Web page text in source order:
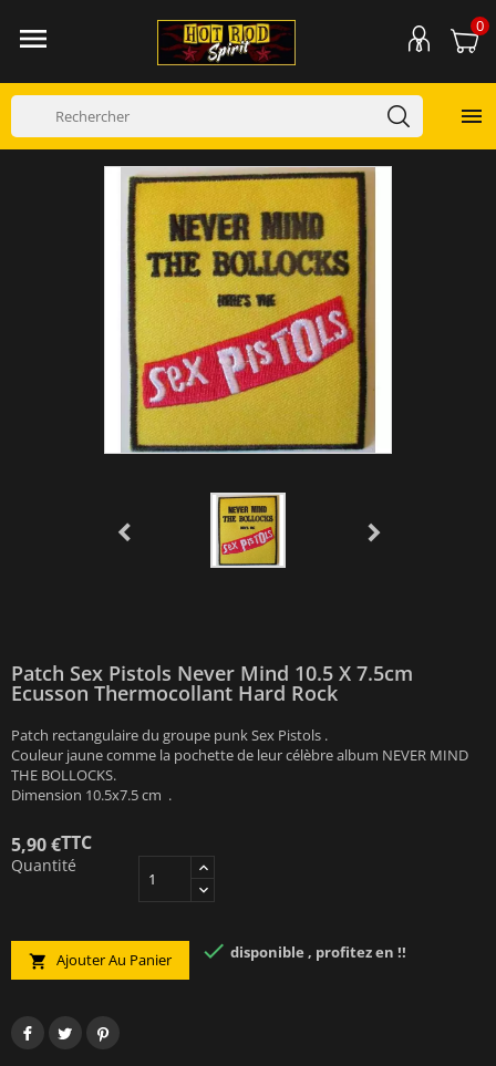
 0

Patch Sex Pistols Never Mind 10.5 X 7.5cm
Ecusson Thermocollant Hard Rock
Patch rectangulaire du groupe punk Sex Pistols .
Couleur jaune comme la pochette de leur célèbre album NEVER MIND
THE BOLLOCKS.
Dimension 10.5x7.5 cm .
5,90 €TTC
Quantité
 Ajouter Au Panier  disponible , profitez en !!